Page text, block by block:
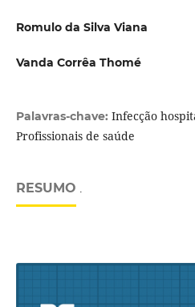
Romulo da Silva Viana
Vanda Corrêa Thomé
Palavras-chave: Infecção
Profissionais de saúde
RESUMO .